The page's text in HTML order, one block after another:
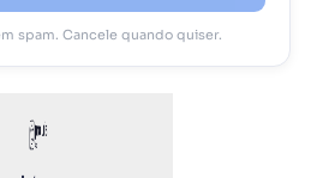
spam. Cancele quando quiser.